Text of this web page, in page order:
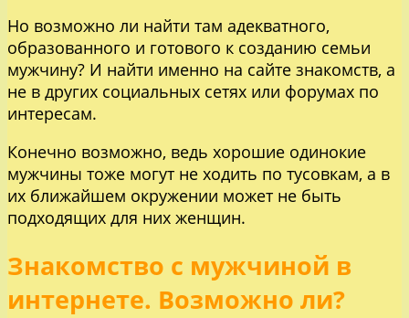
Но возможно ли найти там адекватного,
образованного и готового к созданию семьи
мужчину? И найти именно на сайте знакомств, а
не в других социальных сетях или форумах по
интересам.
Конечно возможно, ведь хорошие одинокие
мужчины тоже могут не ходить по тусовкам, а в
их ближайшем окружении может не быть
подходящих для них женщин.
Знакомство с мужчиной в
интернете. Возможно ли?